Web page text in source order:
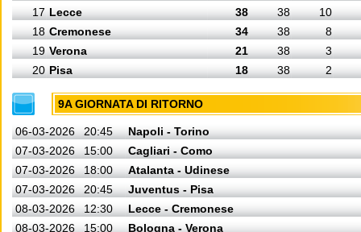
17 Lecce 38 38
10
18 Cremonese 34 38
8
19 Verona 21 38
3
20 Pisa 18 38 2
9A GIORNATA DI RITORNO
06-03-2026 20:45
Napoli - Torino
07-03-2026
15:00
Cagliari - Como
07-03-2026
18:00
Atalanta - Udinese
07-03-2026
20:45
Juventus - Pisa
08-03-2026
12:30
Lecce - Cremonese
08-03-2026
15:00
Bologna - Verona